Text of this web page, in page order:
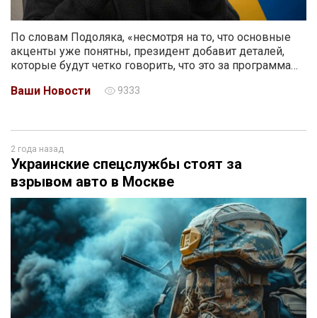
По словам Подоляка, «несмотря на то, что основные
акценты уже понятны, президент добавит деталей,
которые будут четко говорить, что это за программа…
Ваши Новости
9333
2 года назад
Украинские спецслужбы стоят за
взрывом авто в Москве